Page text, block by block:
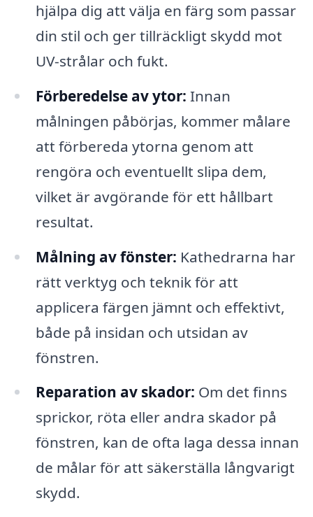
hjälpa dig att välja en färg som passar
din stil och ger tillräckligt skydd mot
UV-strålar och fukt.
Förberedelse av ytor: Innan
målningen påbörjas, kommer målare
att förbereda ytorna genom att
rengöra och eventuellt slipa dem,
vilket är avgörande för ett hållbart
resultat.
Målning av fönster: Kathedrarna har
rätt verktyg och teknik för att
applicera färgen jämnt och effektivt,
både på insidan och utsidan av
fönstren.
Reparation av skador: Om det finns
sprickor, röta eller andra skador på
fönstren, kan de ofta laga dessa innan
de målar för att säkerställa långvarigt
skydd.